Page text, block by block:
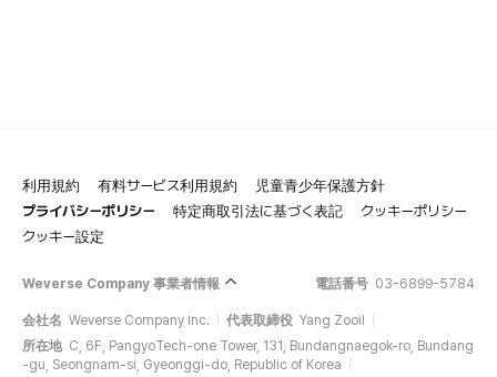
利用規約 有料サービス利用規約
児童青少年保護方針
プライバシーポリシー
特定商取引法に基づく表記
クッキーポリシー
クッキー設定
Weverse Company 事業者情報 電話番号 03-6899-5784
会社名 Weverse Company Inc. 代表取締役 Yang Zooil
所在地 C, 6F, PangyoTech-one Tower, 131, Bundangnaegok-ro, Bundang
-gu, Seongnam-si, Gyeonggi-do, Republic of Korea